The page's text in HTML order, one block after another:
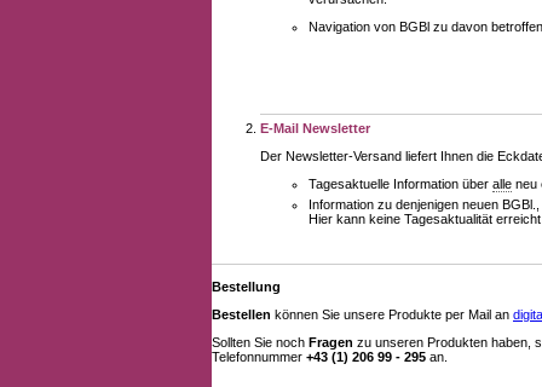
Navigation von BGBl zu davon
E-Mail Newsletter
Der Newsletter-Versand liefert Ihnen die
Tagesaktuelle Information über alle neu
Information zu denjenigen neuen
Hier kann keine Tagesaktualität
Bestellung
Bestellen können Sie unsere Produkte per Mail an
Sollten Sie noch Fragen zu unseren Produkten haben,
Telefonnummer +43 (1) 206 99 - 295 an.